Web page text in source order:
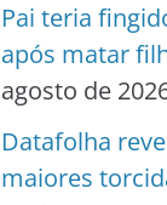
Pai teria
após matar
agosto de
Datafolha
maiores